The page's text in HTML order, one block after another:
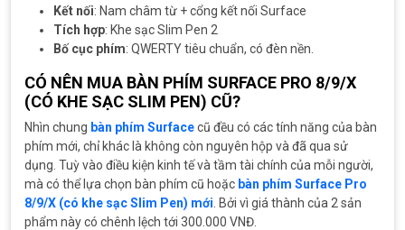
Kết nối: Nam châm từ + cổng kết nối Surface
Tích hợp: Khe sạc Slim Pen 2
Bố cục phím: QWERTY tiêu chuẩn, có đèn nền.
CÓ NÊN MUA BÀN PHÍM SURFACE PRO 8/9/X
(CÓ KHE SẠC SLIM PEN) CŨ?
Nhìn chung bàn phím Surfacecũ đều có các tính năng của bàn
phím mới, chỉ khác là không còn nguyên hộp và đã qua sử
dụng. Tuỳ vào điều kiện kinh tế và tầm tài chính của mỗi người,
mà có thể lựa chọn bàn phím cũ hoặc bàn phím Surface Pro
8/9/X (có khe sạc Slim Pen) mới . Bởi vì giá thành của 2 sản
phẩm này có chênh lệch tới 300.000 VNĐ.